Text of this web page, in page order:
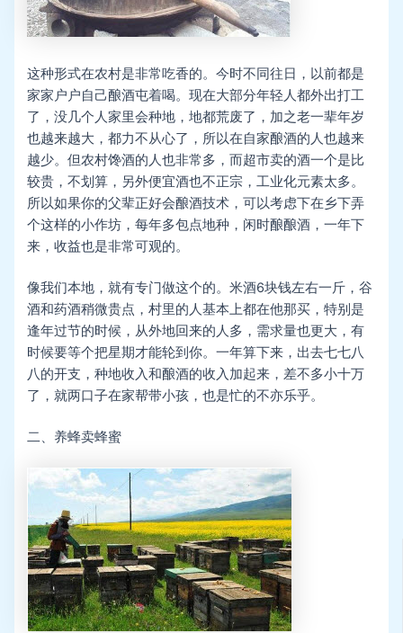
这种形式在农村是非常吃香的。今时不同往日，以前都是
家家户户自己酿酒屯着喝。现在大部分年轻人都外出打工
了，没几个人家里会种地，地都荒废了，加之老一辈年岁
也越来越大，都力不从心了，所以在自家酿酒的人也越来
越少。但农村馋酒的人也非常多，而超市卖的酒一个是比
较贵，不划算，另外便宜酒也不正宗，工业化元素太多。
所以如果你的父辈正好会酿酒技术，可以考虑下在乡下弄
个这样的小作坊，每年多包点地种，闲时酿酿酒，一年下
来，收益也是非常可观的。
像我们本地，就有专门做这个的。米酒6块钱左右一斤，谷
酒和药酒稍微贵点，村里的人基本上都在他那买，特别是
逢年过节的时候，从外地回来的人多，需求量也更大，有
时候要等个把星期才能轮到你。一年算下来，出去七七八
八的开支，种地收入和酿酒的收入加起来，差不多小十万
了，就两口子在家帮带小孩，也是忙的不亦乐乎。
二、养蜂卖蜂蜜